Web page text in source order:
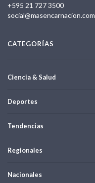
+595 21 727 3500
social@masencarnacion.com
CATEGORÍAS
Ciencia & Salud
Deportes
Tendencias
Regionales
Nacionales